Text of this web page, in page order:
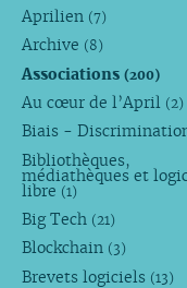
Aprilien (7)
Archive (8)
Associations (200)
Au cœur de l’April (2)
Biais -
Bibliothèques,
médiathèques et
libre (1)
Big Tech (21)
Blockchain (3)
Brevets logiciels (13)